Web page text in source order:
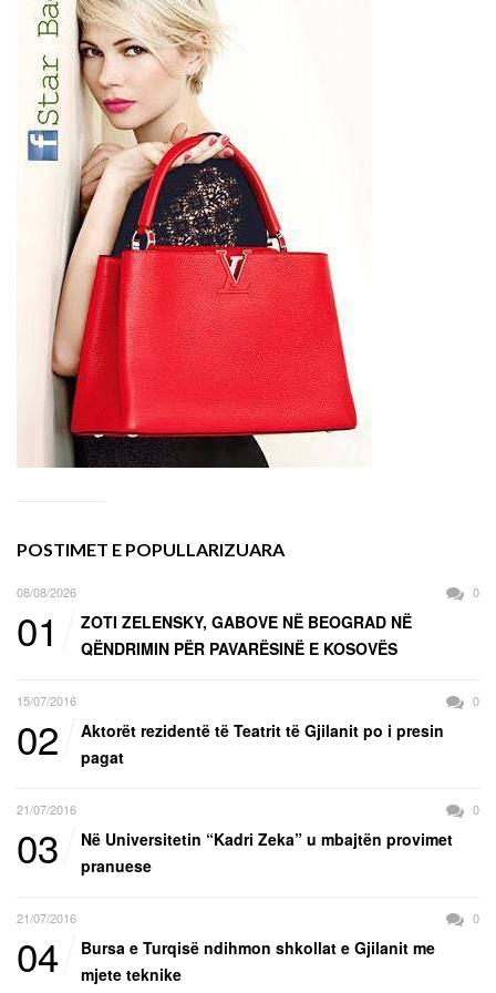
POSTIMET E POPULLARIZUARA
08/08/2026 0
01
ZOTI ZELENSKY, GABOVE NË BEOGRAD NË
QËNDRIMIN PËR PAVARËSINË E KOSOVËS
15/07/2016 0
02
Aktorët rezidentë të Teatrit të Gjilanit po i presin
pagat
21/07/2016 0
03
Në Universitetin “Kadri Zeka” u mbajtën provimet
pranuese
21/07/2016 0
04
Bursa e Turqisë ndihmon shkollat e Gjilanit me
mjete teknike